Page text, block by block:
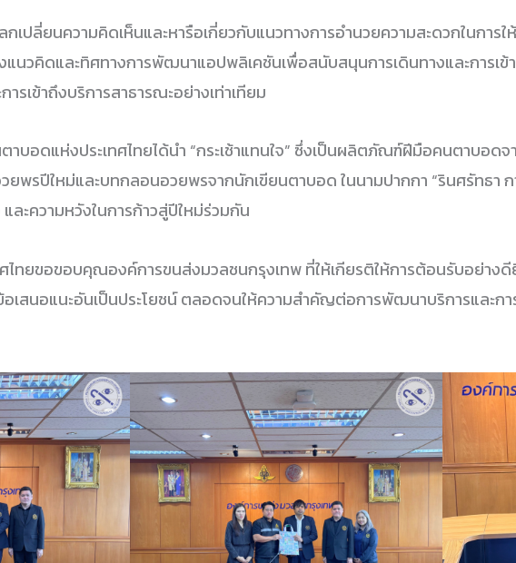
เปลี่ยนความคิดเห็นและหารือเกี่ยวกับแนวทางการอำนวยความสะดวกในการ
นวคิดและทิศทางการพัฒนาแอปพลิเคชันเพื่อสนับสนุนการเดินทางและการเ
รเข้าถึงบริการสาธารณะอย่างเท่าเทียม
บอดแห่งประเทศไทยได้นำ “กระเช้าแทนใจ” ซึ่งเป็นผลิตภัณฑ์ฝีมือคนตาบอด
ยพรปีใหม่และบทกลอนอวยพรจากนักเขียนตาบอด ในนามปากกา “รินศรัทธา
ละความหวังในการก้าวสู่ปีใหม่ร่วมกัน
ทยขอขอบคุณองค์การขนส่งมวลชนกรุงเทพ ที่ให้เกียรติให้การต้อนรับอย่างดี
เสนอแนะอันเป็นประโยชน์ ตลอดจนให้ความสำคัญต่อการพัฒนาบริการและก